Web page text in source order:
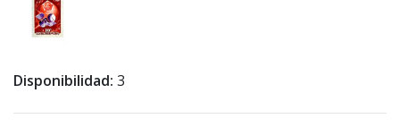
Disponibilidad: 3